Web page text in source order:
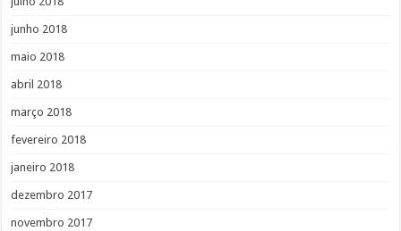
junho 2018
maio 2018
abril 2018
março 2018
fevereiro 2018
janeiro 2018
dezembro 2017
novembro 2017